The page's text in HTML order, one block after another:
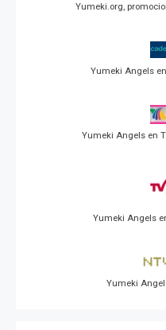
Yumeki.org,
Yumeki Angels
Yumeki Angels en
Yumeki Angels
Yumeki